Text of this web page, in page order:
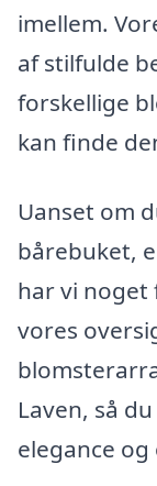
imellem.
af stilfulde
forskellige
kan finde
Uanset om
bårebuket,
har vi noget
vores
Laven, så
elegance